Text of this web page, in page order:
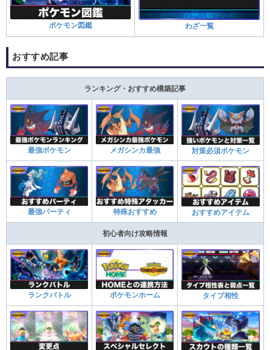
ポケモン図鑑 わざ一覧
おすすめ記事
ランキング・おすすめ構築記事
最強ポケモン メガシンカ最強 対策必須ポケモン
最強パーティ 特殊おすすめ おすすめアイテム
初心者向け攻略情報
ランクバトル ポケモンホーム タイプ相性